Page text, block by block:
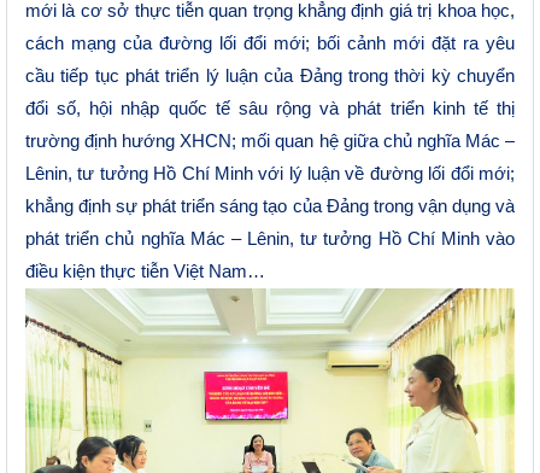
mới là cơ sở thực tiễn quan trọng khẳng định giá trị khoa học,
cách mạng của đường lối đổi mới; bối cảnh mới đặt ra yêu
cầu tiếp tục phát triển lý luận của Đảng trong thời kỳ chuyển
đổi số, hội nhập quốc tế sâu rộng và phát triển kinh tế thị
trường định hướng XHCN; mối quan hệ giữa chủ nghĩa Mác –
Lênin, tư tưởng Hồ Chí Minh với lý luận về đường lối đổi mới;
khẳng định sự phát triển sáng tạo của Đảng trong vận dụng và
phát triển chủ nghĩa Mác – Lênin, tư tưởng Hồ Chí Minh vào
điều kiện thực tiễn Việt Nam…